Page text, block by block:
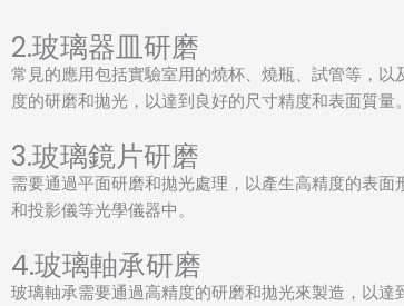
2.玻璃器皿研磨
常見的應用包括實驗室用的燒杯、燒瓶、試管等，
度的研磨和拋光，以達到良好的尺寸精度和表面質量。
3.玻璃鏡片研磨
需要通過平面研磨和拋光處理，以產生高精度的表
和投影儀等光學儀器中。
4.玻璃軸承研磨
玻璃軸承需要通過高精度的研磨和拋光來製造，以